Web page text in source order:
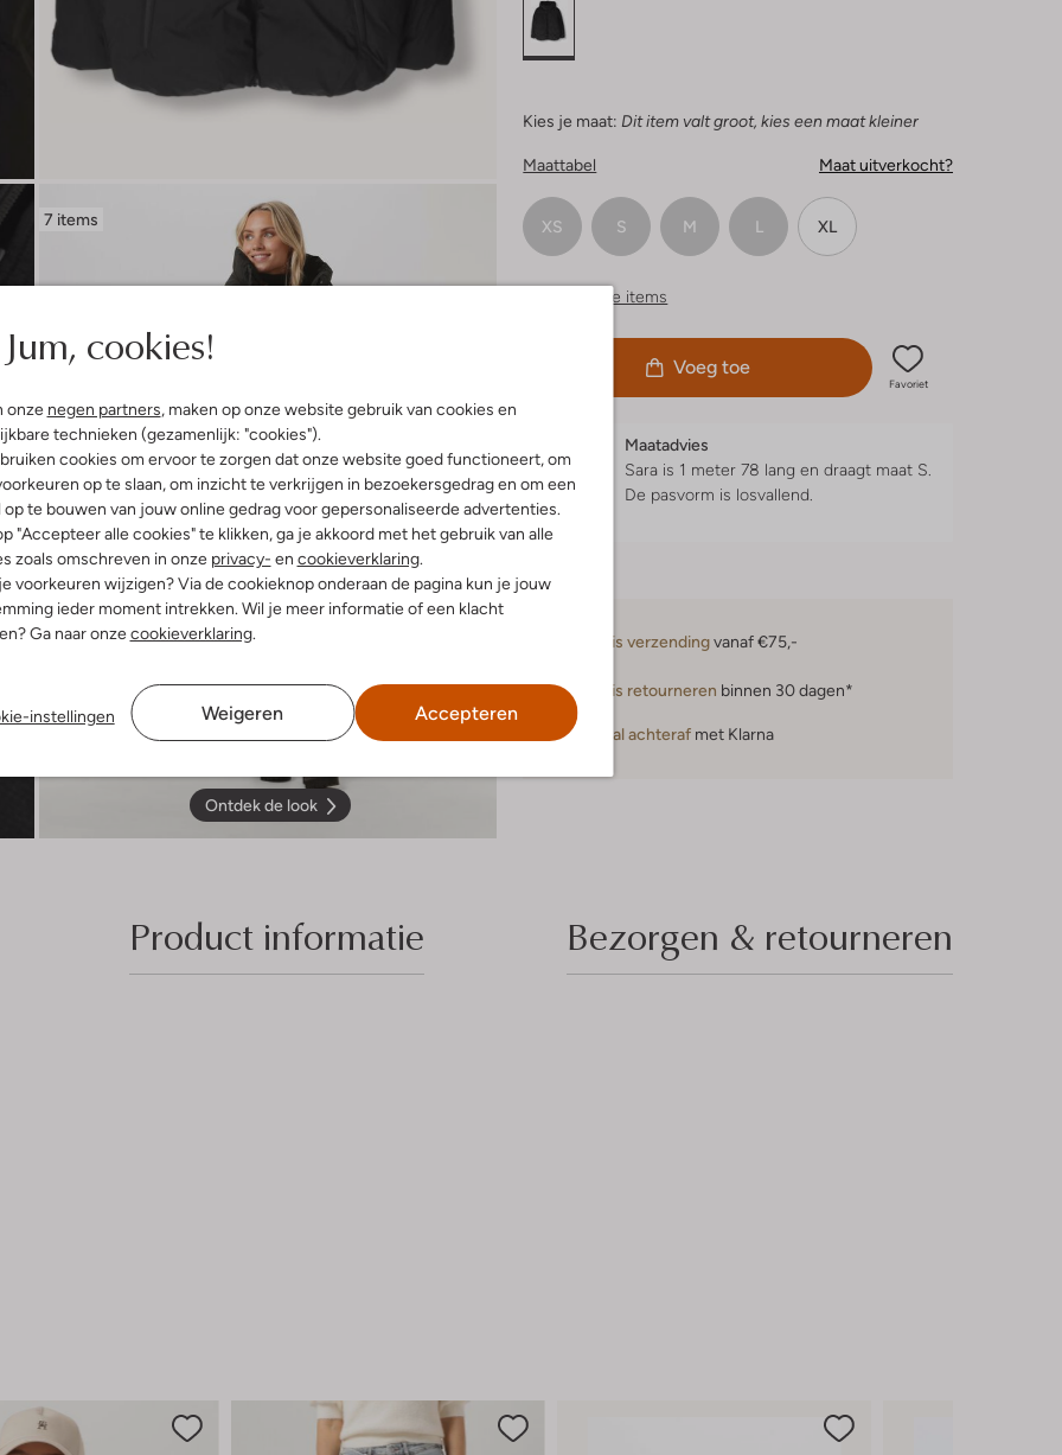
Jum, cookies!
onze negen partners, maken op onze website gebruik van cookies en
technieken (gezamenlijk: "cookies").
cookies om ervoor te zorgen dat onze website goed functioneert, om
op te slaan, om inzicht te verkrijgen in bezoekersgedrag en om een
op te bouwen van jouw online gedrag voor gepersonaliseerde advertenties.
"Accepteer alle cookies" te klikken, ga je akkoord met het gebruik van alle
zoals omschreven in onze privacy- en cookieverklaring.
voorkeuren wijzigen? Via de cookieknop onderaan de pagina kun je jouw
ieder moment intrekken. Wil je meer informatie of een klacht
Ga naar onzecookieverklaring.
instellingen Weigeren Accepteren
7 items
Ontdek de look
Kies je maat: Dit item valt groot, kies een maat kleiner
Maattabel Maat uitverkocht?
XS S M L XL
Vergelijkbare items
Voeg toe
Favoriet
Maatadvies
Sara is 1 meter 78 lang en draagt maat S.
De pasvorm is losvallend.
Gratis verzendingvanaf €75,-
Gratis retourneren binnen 30 dagen*
Betaal achteraf met Klarna
Product informatie Bezorgen & retourneren